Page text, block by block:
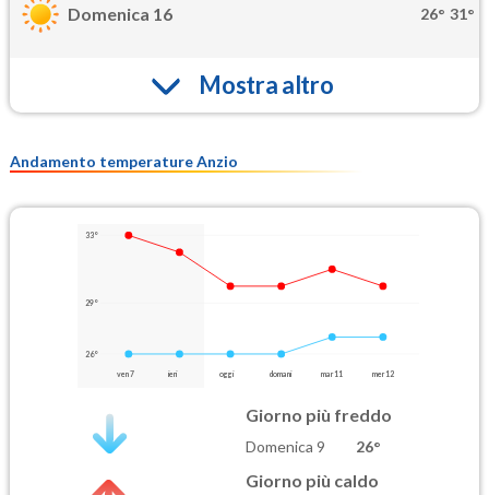
Domenica 16 26° 31°
Mostra altro
Andamento temperature Anzio
33°
29°
26°
ven 7 ieri oggi domani mar 11 mer 12
Giorno più freddo
Domenica 9 26°
Giorno più caldo